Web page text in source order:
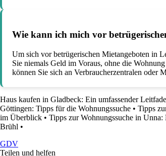
Wie kann ich mich vor
Um sich vor betrügerischen Mietangeboten in
Sie niemals Geld im Voraus, ohne die
können Sie sich an Verbraucherzentralen oder
Haus kaufen in Gladbeck: Ein umfassender
Göttingen: Tipps für die Wohnungssuche • Tipps
im Überblick • Tipps zur Wohnungssuche in
Brühl •
GDV
Teilen und helfen